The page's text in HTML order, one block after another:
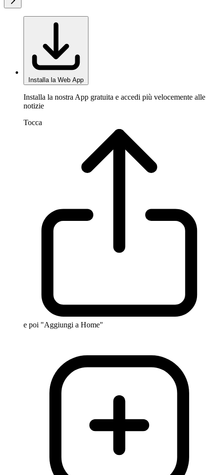
Installa la Web App
Installa la nostra App gratuita e accedi più velocemente alle
notizie
Tocca
e poi "Aggiungi a Home"